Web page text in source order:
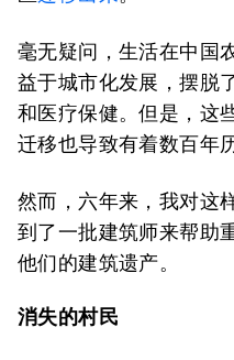
毫无疑问，生活在中国
益于城市化发展，摆脱
和医疗保健。但是，这
迁移也导致有着数百年
然而，六年来，我对这
到了一批建筑师来帮助
他们的建筑遗产。
消失的村民